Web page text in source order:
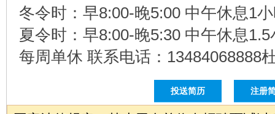
冬令时：早8:00-晚5:00 中午休息1
夏令时：早8:00-晚5:30 中午休息1.5
每周单休 联系电话：13484068888
投送简历 注册